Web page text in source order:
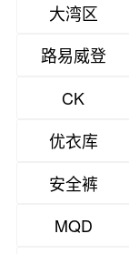
大湾区
路易威登
CK
优衣库
安全裤
MQD